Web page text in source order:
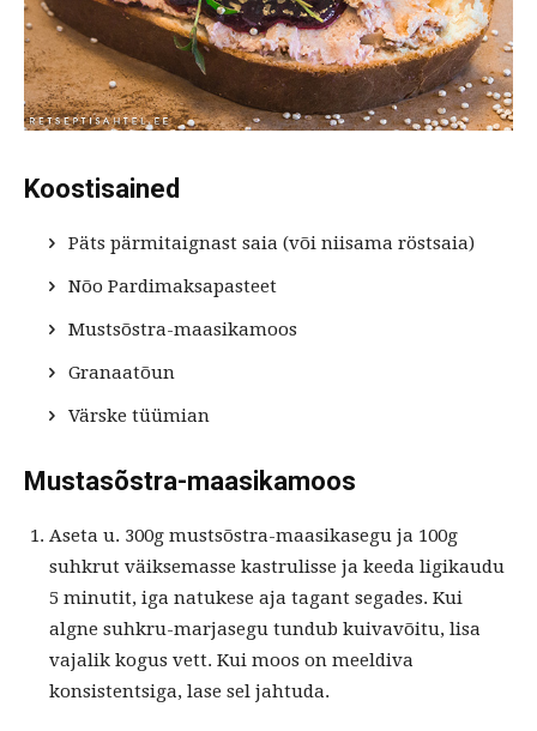
Koostisained
Päts pärmitaignast saia (või niisama röstsaia)
Nõo Pardimaksapasteet
Mustsõstra-maasikamoos
Granaatõun
Värske tüümian
Mustasõstra-maasikamoos
Aseta u. 300g mustsõstra-maasikasegu ja 100g
suhkrut väiksemasse kastrulisse ja keeda ligikaudu
5 minutit, iga natukese aja tagant segades. Kui
algne suhkru-marjasegu tundub kuivavõitu, lisa
vajalik kogus vett. Kui moos on meeldiva
konsistentsiga, lase sel jahtuda.